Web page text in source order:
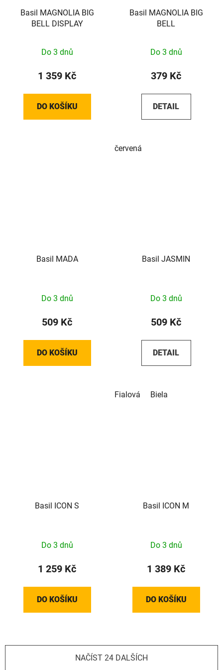
Basil MAGNOLIA BIG
BELL DISPLAY
Do 3 dnů
1 359 Kč
DO KOŠÍKU
Basil MAGNOLIA BIG
BELL
Do 3 dnů
379 Kč
DETAIL
červená
Basil MADA
Do 3 dnů
509 Kč
DO KOŠÍKU
Basil JASMIN
Do 3 dnů
509 Kč
DETAIL
Fialová Biela
Basil ICON S
Do 3 dnů
1 259 Kč
DO KOŠÍKU
Basil ICON M
Do 3 dnů
1 389 Kč
DO KOŠÍKU
NAČÍST 24 DALŠÍCH